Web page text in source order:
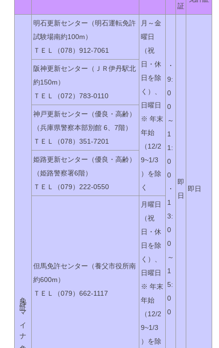
証
免許証・マイナ免許証
明石更新センター （明石運転免許
試験場南約100m）
ＴＥＬ（078）912-7061
月～金
曜日
（祝
日・休
日を除
く）、
日曜日
※ 年末
年始
（12/2
9~1/3
）を除
く
・
9:
0
0
～
1
1:
0
0
・
1
3:
0
0
～
1
5:
0
0
即
日
即日
阪神更新センター （ＪＲ伊丹駅北
約150m）
ＴＥＬ（072）783-0110
神戸更新センター （優良・高齢）
（兵庫県警察本部別館 6、7階）
ＴＥＬ（078）351-7201
姫路更新センター （優良・高齢）
（姫路警察署6階）
ＴＥＬ（079）222-0550
但馬免許センター （養父市役所南
約600m）
ＴＥＬ（079）662-1117
月曜日
（祝
日・休
日を除
く）、
日曜日
※ 年末
年始
（12/2
9~1/3
）を除